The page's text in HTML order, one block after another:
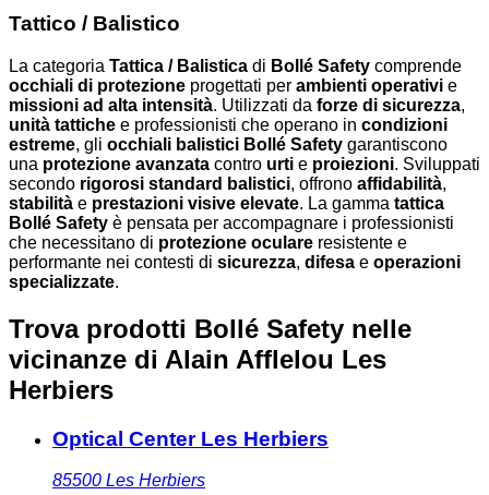
Tattico / Balistico
La categoria Tattica / Balistica di Bollé Safety comprende
occhiali di protezione progettati per ambienti operativi e
missioni ad alta intensità. Utilizzati da forze di sicurezza,
unità tattiche e professionisti che operano in condizioni
estreme, gli occhiali balistici Bollé Safety garantiscono
una protezione avanzata contro urti e proiezioni. Sviluppati
secondo rigorosi standard balistici, offrono affidabilità,
stabilità e prestazioni visive elevate. La gamma tattica
Bollé Safety è pensata per accompagnare i professionisti
che necessitano di protezione oculare resistente e
performante nei contesti di sicurezza, difesa e operazioni
specializzate.
Trova prodotti Bollé Safety nelle
vicinanze di Alain Afflelou Les
Herbiers
Optical Center Les Herbiers
85500 Les Herbiers